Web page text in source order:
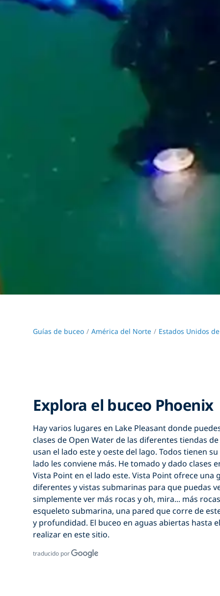
Guías de buceo América del Norte Estados Unidos
Explora el buceo Phoenix
Hay varios lugares en Lake Pleasant donde
clases de Open Water de las diferentes tiendas
usan el lado este y oeste del lago. Todos tienen
lado les conviene más. He tomado y dado clases
Vista Point en el lado este. Vista Point ofrece
diferentes y vistas submarinas para que puedas
simplemente ver más rocas y oh, mira... más
esqueleto submarina, una pared que corre de
y profundidad. El buceo en aguas abiertas hasta
realizar en este sitio.
traducido por